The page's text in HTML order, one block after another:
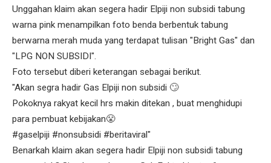
Unggahan klaim akan segera hadir Elpiji non subsidi tabung
warna pink menampilkan foto benda berbentuk tabung
berwarna merah muda yang terdapat tulisan "Bright Gas" dan
"LPG NON SUBSIDI".
Foto tersebut diberi keterangan sebagai berikut.
"Akan segra hadir Gas Elpiji non subsidi 🙄
Pokoknya rakyat kecil hrs makin ditekan , buat menghidupi
para pembuat kebijakan😤
#gaselpiji #nonsubsidi #beritaviral"
Benarkah klaim akan segera hadir Elpiji non subsidi tabung